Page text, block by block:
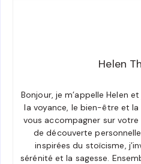
Helen
Bonjour, je m’appelle Helen
la voyance, le bien-être et
vous accompagner sur
de découverte
inspirées du stoïcisme,
sérénité et la sagesse.